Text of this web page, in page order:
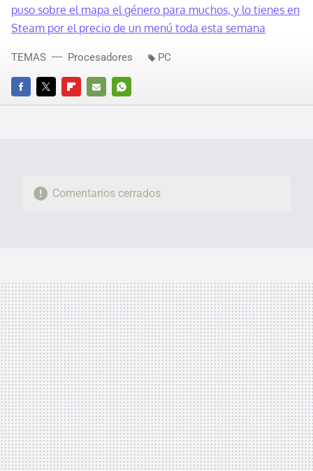
puso sobre el mapa el género para muchos, y lo tienes en
Steam por el precio de un menú toda esta semana
FACEBOOKTWITTERFLIPBOARD
E-
WHATSAPP
TEMAS Procesadores PC
Comentarios cerrados